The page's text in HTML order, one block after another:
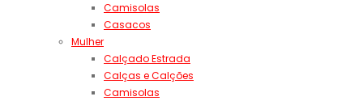
Camisolas
Casacos
Mulher
Calçado Estrada
Calças e Calções
Camisolas